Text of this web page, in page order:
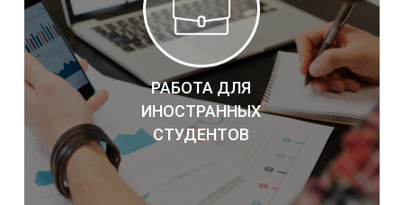
РАБОТА ДЛЯ
ИНОСТРАННЫХ
СТУДЕНТОВ